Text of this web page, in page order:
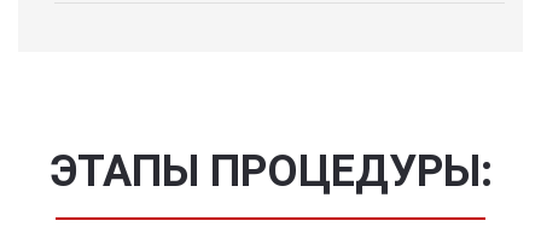
ЭТАПЫ ПРОЦЕДУРЫ: